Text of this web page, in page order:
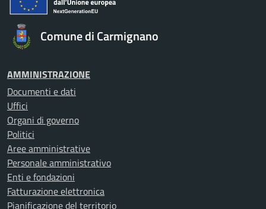
Comune di Carmignano
AMMINISTRAZIONE
Documenti e dati
Uffici
Organi di governo
Politici
Aree amministrative
Personale amministrativo
Enti e fondazioni
Fatturazione elettronica
Pianificazione del territorio